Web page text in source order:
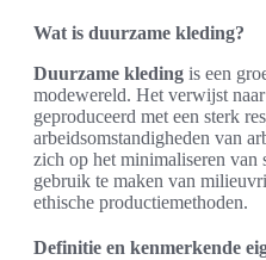
Wat is duurzame kleding?
Duurzame kleding is een
modewereld. Het verwijst
geproduceerd met een sterk
arbeidsomstandigheden van
zich op het minimaliseren van
gebruik te maken van
ethische productiemethoden.
Definitie en kenmerkende